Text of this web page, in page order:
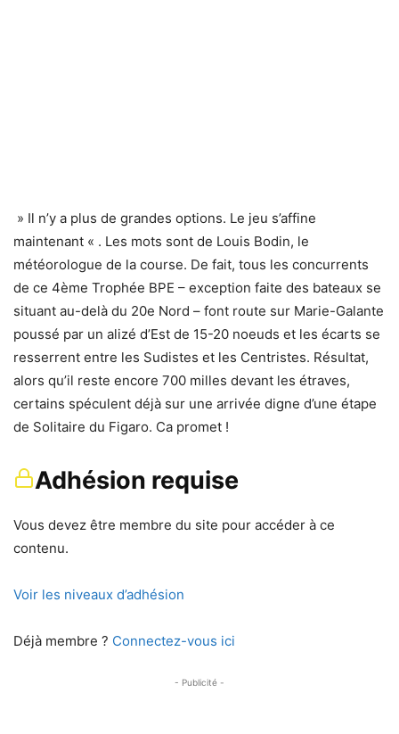
» Il n’y a plus de grandes options. Le jeu s’affine
maintenant « . Les mots sont de Louis Bodin, le
météorologue de la course. De fait, tous les concurrents
de ce 4ème Trophée BPE – exception faite des bateaux se
situant au-delà du 20e Nord – font route sur Marie-Galante
poussé par un alizé d’Est de 15-20 noeuds et les écarts se
resserrent entre les Sudistes et les Centristes. Résultat,
alors qu’il reste encore 700 milles devant les étraves,
certains spéculent déjà sur une arrivée digne d’une étape
de Solitaire du Figaro. Ca promet !
Adhésion requise
Vous devez être membre du site pour accéder à ce
contenu.
Voir les niveaux d’adhésion
Déjà membre ? Connectez-vous ici
- Publicité -